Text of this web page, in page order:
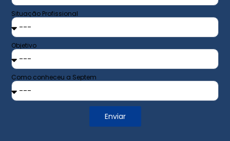
+55
Situação Profissional
Objetivo
Como conheceu a Septem
Enviar